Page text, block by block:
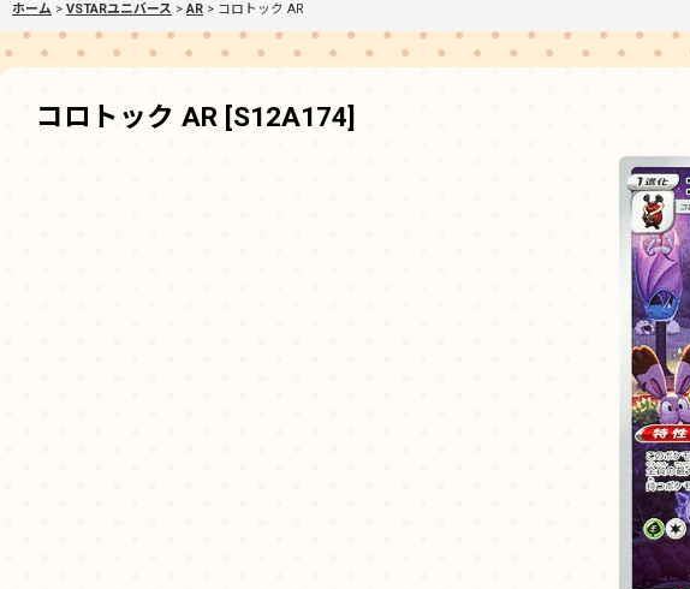
ホーム > VSTARユニバース > AR > コロトック AR
コロトック AR [S12A174]